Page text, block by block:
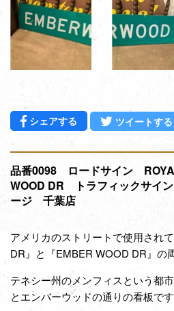
シェアする Facebookでシェアする
ツイートする
品番0098 ロードサイン
WOOD DR トラフィックサ
ージ 千葉店
アメリカのストリートで使用され
DR』と『EMBER WOOD DR』の
テネシー州のメンフィスという都
とエンバーウッドの通りの看板です